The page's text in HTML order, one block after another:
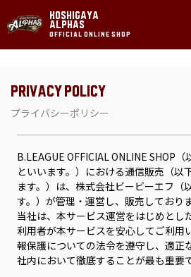
KOSHIGAYA
ALPHAS
OFFICIAL ONLINE SHOP
PRIVACY POLICY
プライバシーポリシー
B.LEAGUE OFFICIAL ONLINE SHOP（
といいます。）における通信販売（以
ます。）は、株式会社ビービーエフ（
す。）が管理・運営し、販売しておりま
当社は、本サービス運営をはじめとし
利用者が本サービスを安心してご利用
報保護についての法令を遵守し、適正
社内において徹底することが最も重要